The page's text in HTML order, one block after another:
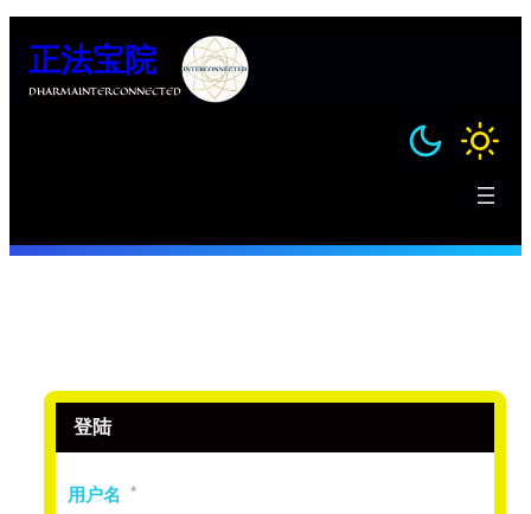
正法宝院
DHARMAINTERCONNECTED
登陆
用户名 *